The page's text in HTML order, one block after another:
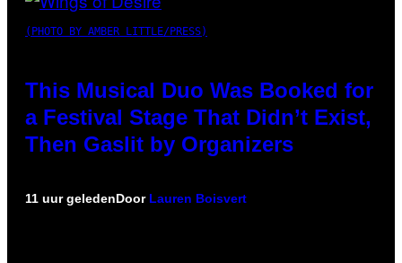
(PHOTO BY AMBER LITTLE/PRESS)
This Musical Duo Was Booked for
a Festival Stage That Didn’t Exist,
Then Gaslit by Organizers
11 uur geledenDoor Lauren Boisvert